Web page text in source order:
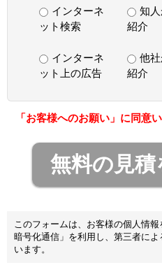
インターネ
ット検索
知
紹介
インターネ
ット上の広告
他
紹介
「お客様へのお願い」に同意
このフォームは、お客様の個人情
暗号化通信」を利用し、第三者に
います。